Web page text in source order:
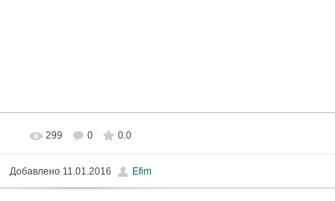
299 0 0.0
Добавлено 11.01.2016 Efim